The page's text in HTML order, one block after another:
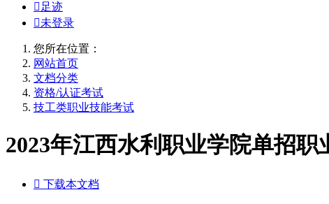
 足迹
未登录
您所在位置：
网站首页
文档分类
资格/认证考试
技工类职业技能考试
2023年江西水利职业学院单招
 下载本文档